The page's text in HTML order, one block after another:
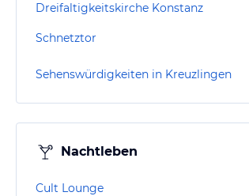
Dreifaltigkeitskirche Konstanz
Schnetztor
Sehenswürdigkeiten in Kreuzlingen
Nachtleben
Cult Lounge